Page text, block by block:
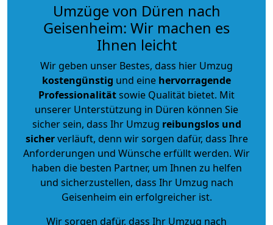
Umzüge von Düren nach
Geisenheim: Wir machen es
Ihnen leicht
Wir geben unser Bestes, dass hier Umzug
kostengünstig und eine hervorragende
Professionalitätsowie Qualität bietet. Mit
unserer Unterstützung in Düren können Sie
sicher sein, dass Ihr Umzug reibungslos und
sicherverläuft, denn wir sorgen dafür, dass Ihre
Anforderungen und Wünsche erfüllt werden. Wir
haben die besten Partner, um Ihnen zu helfen
und sicherzustellen, dass Ihr Umzug nach
Geisenheim ein erfolgreicher ist.
Wir sorgen dafür, dass Ihr Umzug nach